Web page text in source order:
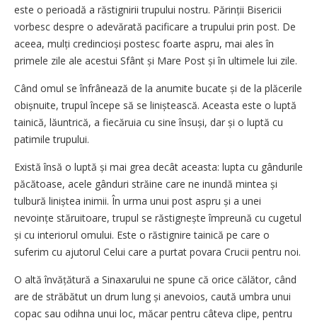
este o perioadă a răstignirii trupului nostru. Părinții Bisericii
vorbesc despre o adevărată pacificare a trupului prin post. De
aceea, mulți credincioși postesc foarte aspru, mai ales în
primele zile ale acestui Sfânt și Mare Post și în ultimele lui zile.
Când omul se înfrânează de la anumite bucate și de la plăcerile
obișnuite, trupul începe să se liniștească. Aceasta este o luptă
tainică, lăuntrică, a fiecăruia cu sine însuși, dar și o luptă cu
patimile trupului.
Există însă o luptă și mai grea decât aceasta: lupta cu gândurile
păcătoase, acele gânduri străine care ne inundă mintea și
tulbură liniștea inimii. În urma unui post aspru și a unei
nevoințe stăruitoare, trupul se răstignește împreună cu cugetul
și cu interiorul omului. Este o răstignire tainică pe care o
suferim cu ajutorul Celui care a purtat povara Crucii pentru noi.
O altă învățătură a Sinaxarului ne spune că orice călător, când
are de străbătut un drum lung și anevoios, caută umbra unui
copac sau odihna unui loc, măcar pentru câteva clipe, pentru